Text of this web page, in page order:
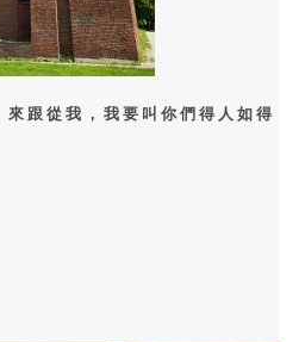
來 跟 從 我 ， 我 要 叫 你 們 得 人 如 得